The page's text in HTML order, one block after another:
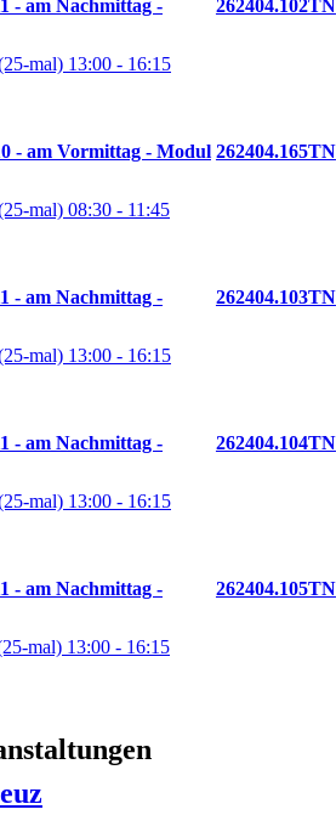
- am Nachmittag -
262404.102TN
mal) 13:00 - 16:15
- am Vormittag - Modul 262404.165TN
mal) 08:30 - 11:45
- am Nachmittag -
262404.103TN
mal) 13:00 - 16:15
- am Nachmittag -
262404.104TN
mal) 13:00 - 16:15
- am Nachmittag -
262404.105TN
mal) 13:00 - 16:15